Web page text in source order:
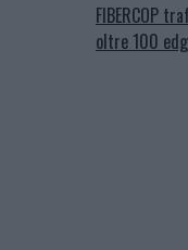
FIBERCOP
oltre 100